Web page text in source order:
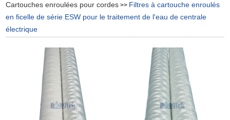
Cartouches enroulées pour cordes >> Filtres à cartouche enroulés
en ficelle de série ESW pour le traitement de l'eau de centrale
électrique